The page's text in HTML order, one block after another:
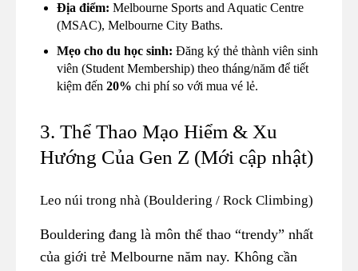
Địa điểm: Melbourne Sports and Aquatic Centre
(MSAC), Melbourne City Baths.
Mẹo cho du học sinh: Đăng ký thẻ thành viên sinh
viên (Student Membership) theo tháng/năm để tiết
kiệm đến 20% chi phí so với mua vé lẻ.
3. Thể Thao Mạo Hiểm & Xu
Hướng Của Gen Z (Mới cập nhật)
Leo núi trong nhà (Bouldering / Rock Climbing)
Bouldering đang là môn thể thao “trendy” nhất
của giới trẻ Melbourne năm nay. Không cần